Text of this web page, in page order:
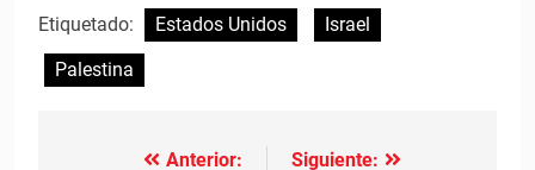
Etiquetado: Estados Unidos
Israel
Palestina
Anterior:
Siguiente: